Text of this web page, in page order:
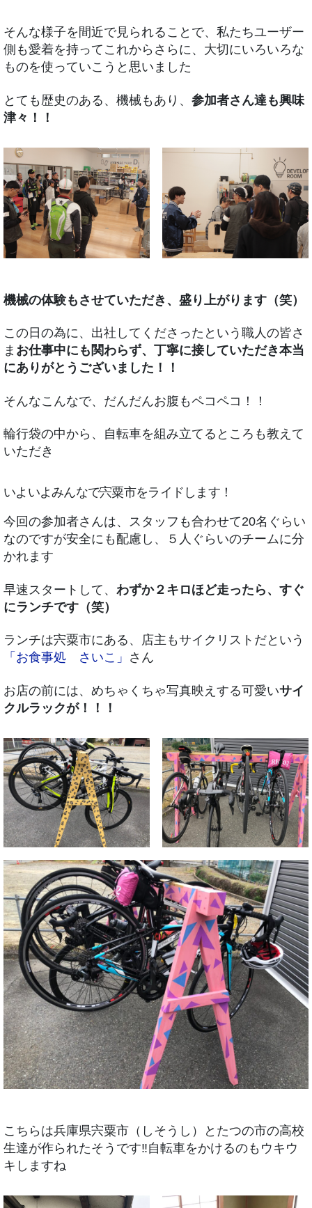
そんな様子を間近で見られることで、私たちユーザー
側も愛着を持ってこれからさらに、大切にいろいろな
ものを使っていこうと思いました
とても歴史のある、機械もあり、 参加者さん達も興味
津々！！
機械の体験もさせていただき、盛り上がります（笑）
この日の為に、出社してくださったという職人の皆さ
ま お仕事中にも関わらず、丁寧に接していただき本当
にありがとうございました！！
そんなこんなで、だんだんお腹もペコペコ！！
輪行袋の中から、自転車を組み立てるところも教えて
いただき
いよいよみんなで宍粟市をライドします！
今回の参加者さんは、スタッフも合わせて20名ぐらい
なのですが安全にも配慮し、５人ぐらいのチームに分
かれます
早速スタートして、 わずか２キロほど走ったら、すぐ
にランチです（笑）
ランチは宍粟市にある、店主もサイクリストだという
「お食事処 さいこ」 さん
お店の前には、めちゃくちゃ写真映えする可愛いサイ
クルラックが！！！
こちらは兵庫県宍粟市（しそうし）とたつの市の高校
生達が作られたそうです‼︎自転車をかけるのもウキウ
キしますね